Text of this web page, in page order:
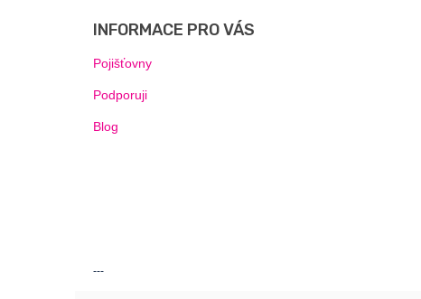
INFORMACE PRO VÁS
Pojišťovny
Podporuji
Blog
---